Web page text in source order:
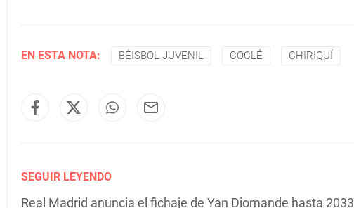
EN ESTA NOTA: BÉISBOL JUVENIL COCLÉ CHIRIQUÍ
SEGUIR LEYENDO
Real Madrid anuncia el fichaje de Yan Diomande hasta 2033